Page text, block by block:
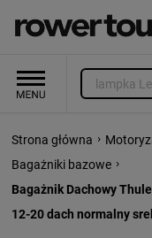
Strona główna ›
Bagażniki bazowe ›
Bagażnik Dachowy
12-20 dach normalny